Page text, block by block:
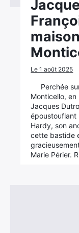
Le 1 août 2025
Perchée
Monticello,
Jacques
époustouflant
Hardy, son
cette bastide
Marie Périer.